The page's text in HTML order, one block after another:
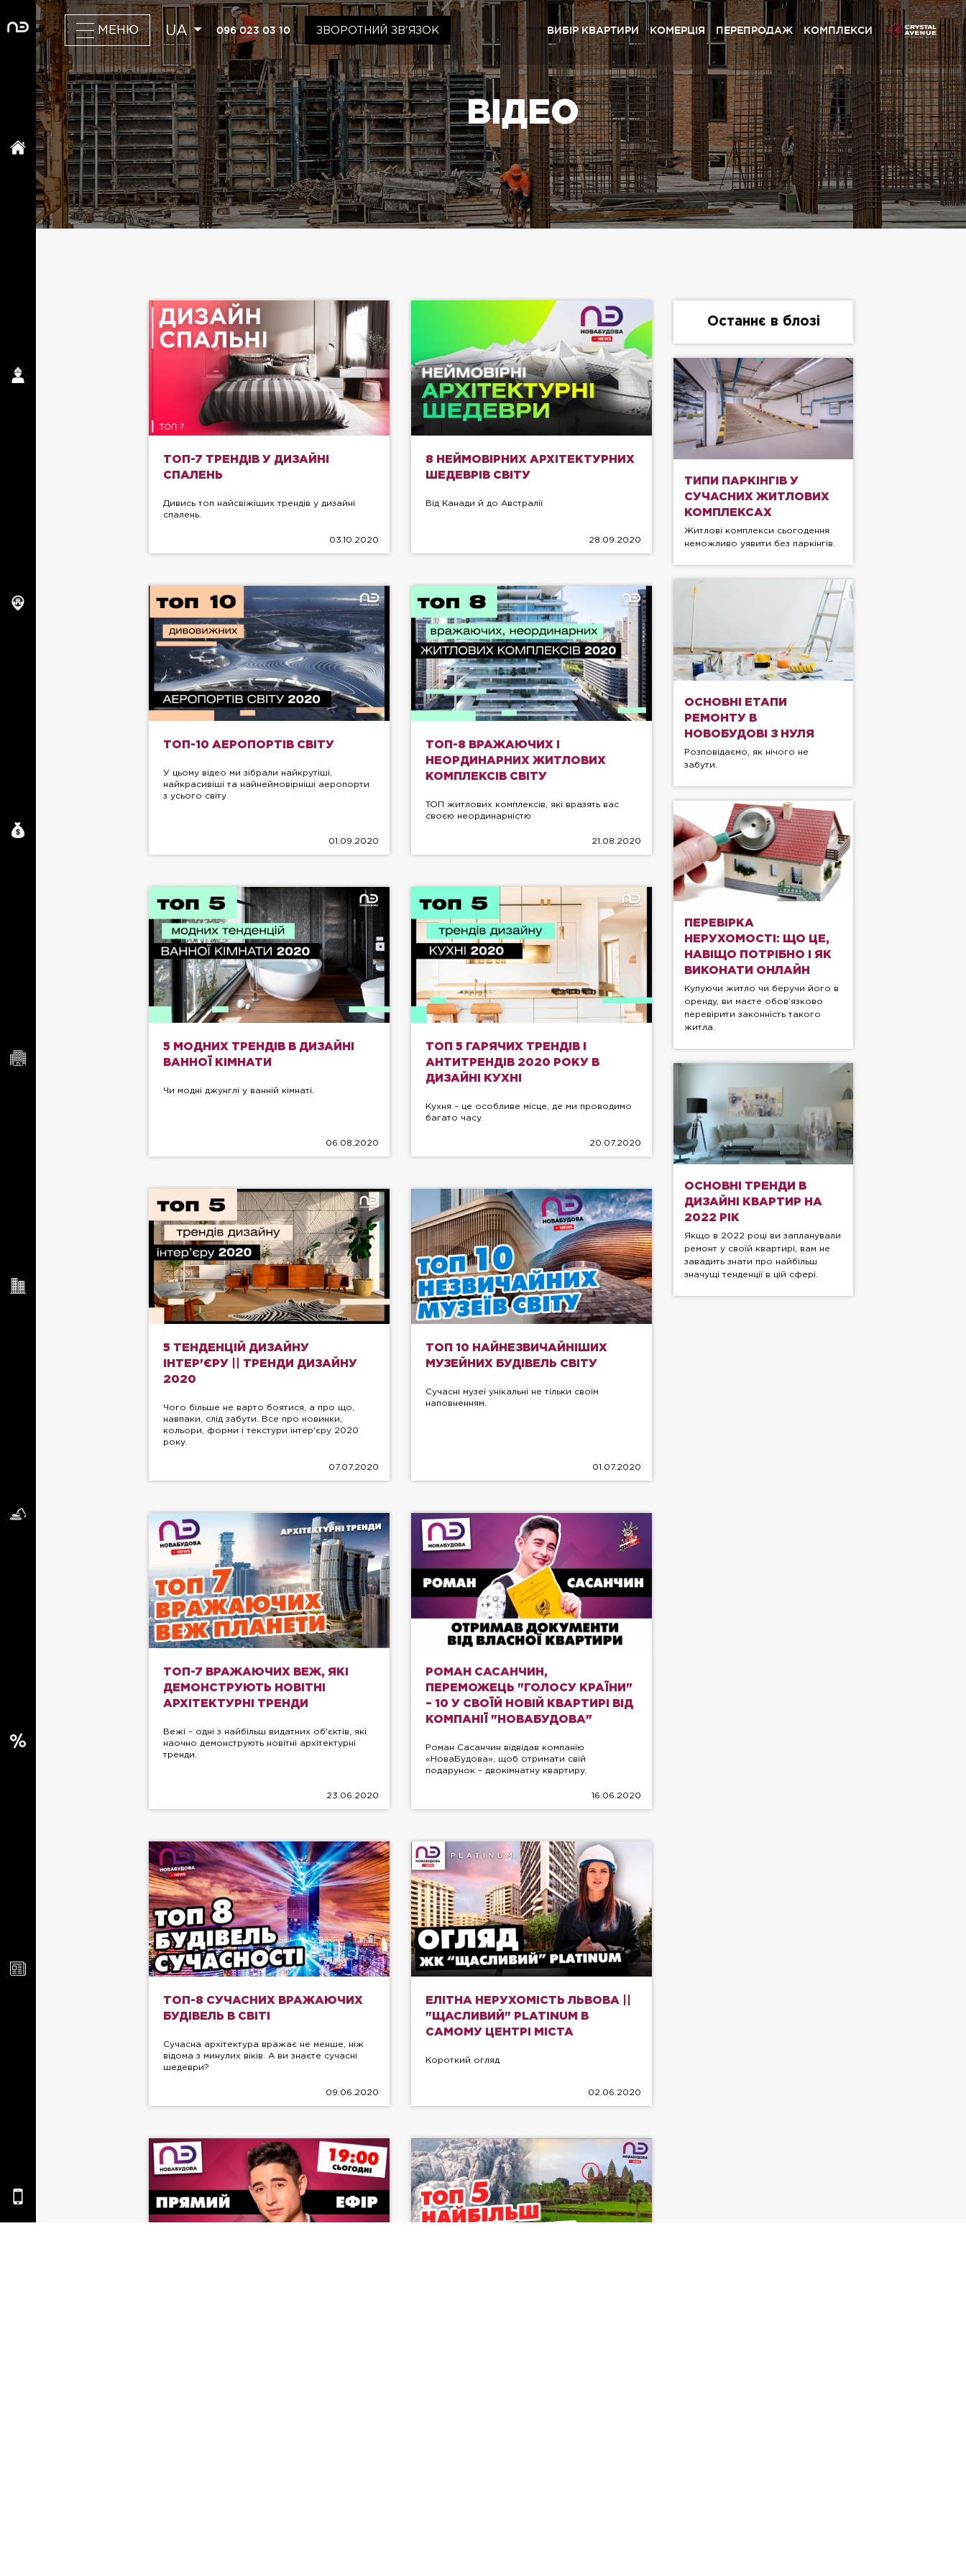
МЕНЮ UA 096 023 03 10 ЗВОРОТНИЙ ЗВ'ЯЗОК ВИБІР КВАРТИРИ КОМЕРЦІЯ ПЕРЕПРОДАЖ КОМПЛЕКСИ
Київ
ЖК «Щасливий Grand» Софіївська Борщагівка
ЖК «Crystal Avenue» Петропавлівська Борщагівка
ЖК «Щасливий» Петропавлівська Борщагівка
ЖК «Щасливий» Софіївська Борщагівка
Львів
ЖК «Lypynsky» Львів
ВІДЕО
ТОП-7 ТРЕНДІВ У ДИЗАЙНІ
СПАЛЕНЬ
Дивись топ найсвіжіших трендів у дизайні
спалень.
03.10.2020
8 НЕЙМОВІРНИХ АРХІТЕКТУРНИХ
ШЕДЕВРІВ СВІТУ
Від Канади й до Австралії
28.09.2020
ТОП-10 АЕРОПОРТІВ СВІТУ
У цьому відео ми зібрали найкрутіші,
найкрасивіші та найнеймовірніші аеропорти
з усього світу
01.09.2020
ТОП-8 ВРАЖАЮЧИХ І
НЕОРДИНАРНИХ ЖИТЛОВИХ
КОМПЛЕКСІВ СВІТУ
ТОП житлових комплексів, які вразять вас
своєю неординарністю
21.08.2020
5 МОДНИХ ТРЕНДІВ В ДИЗАЙНІ
ВАННОЇ КІМНАТИ
Чи модні джунглі у ванній кімнаті.
06.08.2020
ТОП 5 ГАРЯЧИХ ТРЕНДІВ І
АНТИТРЕНДІВ 2020 РОКУ В
ДИЗАЙНІ КУХНІ
Кухня – це особливе місце, де ми проводимо
багато часу.
20.07.2020
5 ТЕНДЕНЦІЙ ДИЗАЙНУ
ІНТЕР'ЄРУ || ТРЕНДИ ДИЗАЙНУ
2020
Чого більше не варто боятися, а про що,
навпаки, слід забути. Все про новинки,
кольори, форми і текстури інтер'єру 2020
року.
07.07.2020
ТОП 10 НАЙНЕЗВИЧАЙНІШИХ
МУЗЕЙНИХ БУДІВЕЛЬ СВІТУ
Сучасні музеї унікальні не тільки своїм
наповненням.
01.07.2020
ТОП-7 ВРАЖАЮЧИХ ВЕЖ, ЯКІ
ДЕМОНСТРУЮТЬ НОВІТНІ
АРХІТЕКТУРНІ ТРЕНДИ
Вежі – одні з найбільш видатних об'єктів, які
наочно демонструють новітні архітектурні
тренди.
23.06.2020
РОМАН САСАНЧИН,
ПЕРЕМОЖЕЦЬ "ГОЛОСУ КРАЇНИ"
– 10 У СВОЇЙ НОВІЙ КВАРТИРІ ВІД
КОМПАНІЇ "НОВАБУДОВА"
Роман Сасанчин відвідав компанію
«НоваБудова», щоб отримати свій
подарунок – двокімнатну квартиру.
16.06.2020
ТОП-8 СУЧАСНИХ ВРАЖАЮЧИХ
БУДІВЕЛЬ В СВІТІ
Сучасна архітектура вражає не менше, ніж
відома з минулих віків. А ви знаєте сучасні
шедеври?
09.06.2020
ЕЛІТНА НЕРУХОМІСТЬ ЛЬВОВА ||
"ЩАСЛИВИЙ" PLATINUM В
САМОМУ ЦЕНТРІ МІСТА
Короткий огляд
02.06.2020
Останнє в блозі
ТИПИ ПАРКІНГІВ У
СУЧАСНИХ ЖИТЛОВИХ
КОМПЛЕКСАХ
Житлові комплекси сьогодення
неможливо уявити без паркінгів.
ОСНОВНІ ЕТАПИ
РЕМОНТУ В
НОВОБУДОВІ З НУЛЯ
Розповідаємо, як нічого не
забути.
ПЕРЕВІРКА
НЕРУХОМОСТІ: ЩО ЦЕ,
НАВІЩО ПОТРІБНО І ЯК
ВИКОНАТИ ОНЛАЙН
Купуючи житло чи беручи його в
оренду, ви маєте обов’язково
перевірити законність такого
житла.
ОСНОВНІ ТРЕНДИ В
ДИЗАЙНІ КВАРТИР НА
2022 РІК
Якщо в 2022 році ви запланували
ремонт у своїй квартирі, вам не
завадить знати про найбільш
значущі тенденції в цій сфері.